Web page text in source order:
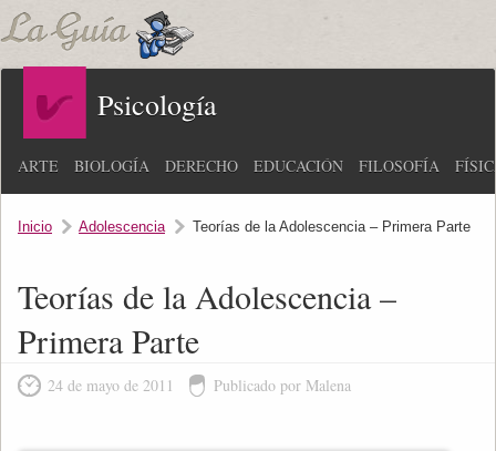
Psicología
ARTE BIOLOGÍA DERECHO EDUCACIÓN FILOSOFÍA
Inicio Adolescencia Teorías de la Adolescencia – Primera Parte
Teorías de la Adolescencia –
Primera Parte
24 de mayo de 2011 Publicado por Malena